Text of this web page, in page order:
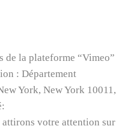
de la plateforme “Vimeo”
: Département
York, New York 10011,
attirons votre attention sur